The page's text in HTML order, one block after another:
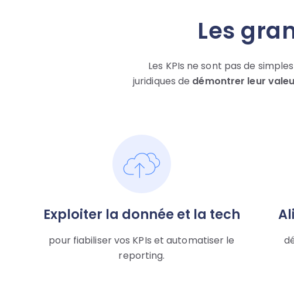
Les
Les KPIs ne sont pas de
juridiques de démontrer leur
Exploiter la donnée et la tech
pour fiabiliser vos KPIs et automatiser le
reporting.